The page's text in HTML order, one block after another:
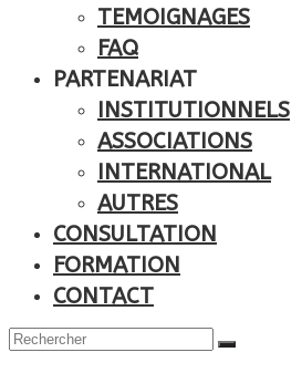
TEMOIGNAGES
FAQ
PARTENARIAT
INSTITUTIONNELS
ASSOCIATIONS
INTERNATIONAL
AUTRES
CONSULTATION
FORMATION
CONTACT